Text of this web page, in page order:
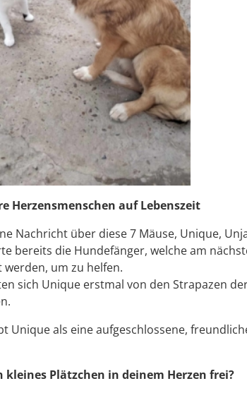
Herzensmenschen auf Lebenszeit
Nachricht über diese 7 Mäuse, Unique,
bereits die Hundefänger, welche am
um zu helfen.
sich Unique erstmal von den Strapazen
Unique als eine aufgeschlossene,
kleines Plätzchen in deinem Herzen frei?